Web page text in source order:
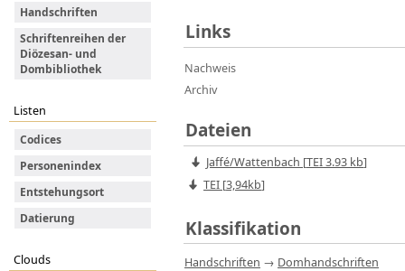
Handschriften
Schriftenreihen der
Diözesan- und
Dombibliothek
Listen
Codices
Personenindex
Entstehungsort
Datierung
Clouds
Links
Nachweis
Archiv
Dateien
Jaffé/Wattenbach [TEI3.93 kb]
TEI [3,94kb]
Klassifikation
Handschriften → Domhandschriften